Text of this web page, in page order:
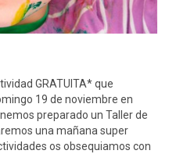
GRATUITA* que
19 de noviembre en
preparado un Taller de
una mañana super
os obsequiamos con